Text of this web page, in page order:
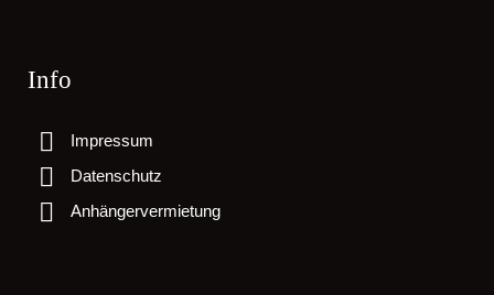
Info
Impressum
Datenschutz
Anhängervermietung